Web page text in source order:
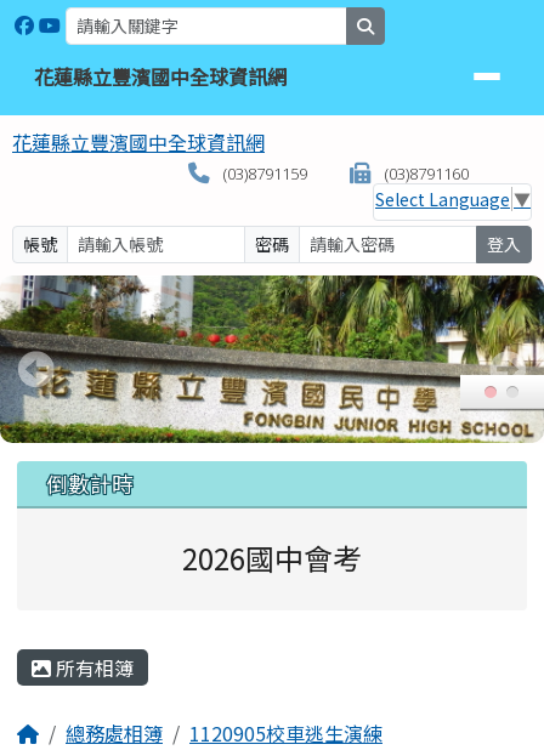
跳至主內容區
花蓮縣立豐濱國中全球資訊網
花蓮縣立豐濱國中全球資訊網
花蓮縣立豐濱國中全球資訊網
(03)8791159 (03)8791160
Select Language ▼
帳號
密碼 登入
上中區域內容
倒數計時
2026國中會考
主內容區域
所有相簿
回首頁總務處相簿 1120905校車逃生演練
頁尾區域